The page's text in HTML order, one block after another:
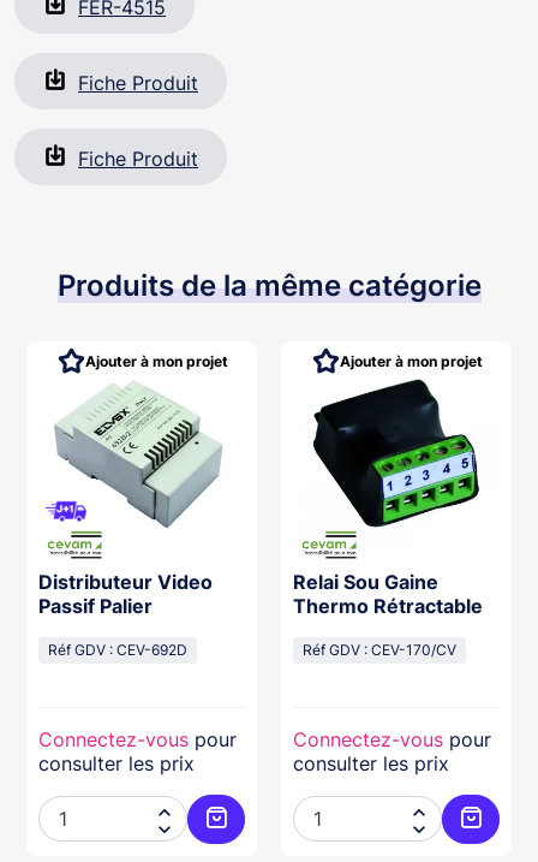
FER-4515
Fiche Produit
Fiche Produit
Produits de la même catégorie
au panier
Distributeur Video
Passif Palier
Réf GDV : CEV-692D
Connectez-vous pour
consulter les prix


Ajouter au panier
Ajouter à mon projet
Relai Sou Gaine
Thermo Rétractable
Réf GDV : CEV-170/CV
Connectez-vous pour
consulter les prix


Ajouter à mon projet